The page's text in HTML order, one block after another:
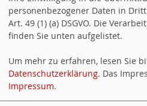
Kultur in
Spätsommerhock
Ferienabschluss
Zum Ferienausklang
Musikfans von jung
personenbezogener Daten in
Art. 49 (1) (a) DSGVO. Die
finden Sie unten aufgelistet.
Um mehr zu erfahren, lesen Sie
Datenschutzerklärung. Das
Impressum.